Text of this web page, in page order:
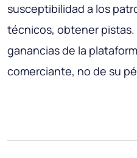
susceptibilidad a los
técnicos, obtener pistas.
ganancias de la
comerciante, no de su